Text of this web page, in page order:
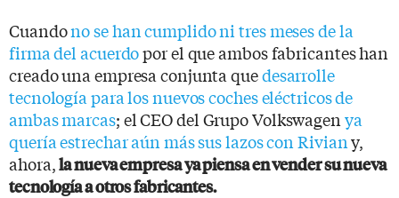
Cuandono se han cumplido ni tres meses de la
firma del acuerdopor el que ambos fabricantes han
creado una empresa conjunta quedesarrolle
tecnología para los nuevos coches eléctricos de
ambas marcas; el CEO del Grupo Volkswagenya
quería estrechar aún más sus lazos con Riviany,
ahora,la nueva empresa ya piensa en vender su nueva
tecnología a otros fabricantes.